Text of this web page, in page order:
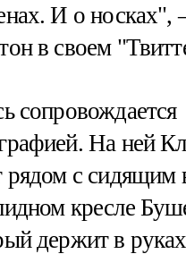
И о носках",
в своем
сопровождается
На ней
рядом с сидящим
кресле
держит в